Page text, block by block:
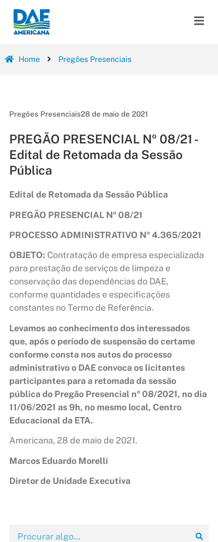
Home Pregões Presenciais
Pregões Presenciais28 de maio de 2021
PREGÃO PRESENCIAL Nº 08/21 -
Edital de Retomada da Sessão
Pública
Edital de Retomada da Sessão Pública
PREGÃO PRESENCIAL Nº 08/21
PROCESSO ADMINISTRATIVO Nº 4.365/2021
OBJETO: Contratação de empresa especializada
para prestação de serviços de limpeza e
conservação das dependências do DAE,
conforme quantidades e especificações
constantes no Termo de Referência.
Levamos ao conhecimento dos interessados
que, após o período de suspensão do certame
conforme consta nos autos do processo
administrativo o DAE convoca os licitantes
participantes para a retomada da sessão
pública do Pregão Presencial nº 08/2021, no dia
11/06/2021 as 9h, no mesmo local, Centro
Educacional da ETA.
Americana, 28 de maio de 2021.
Marcos Eduardo Morelli
Diretor de Unidade Executiva